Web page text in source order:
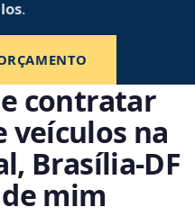
.
contratar
na
Brasília‑DF
mim